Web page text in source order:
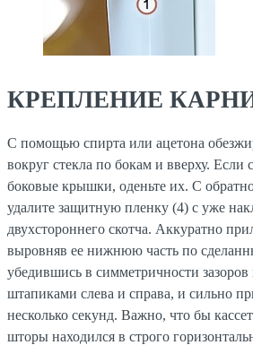
КРЕПЛЕНИЕ
С помощью спирта или ацетона
вокруг стекла по бокам и вверху. Если
боковые крышки, оденьте их. С
удалите защитную пленку (4) с уже
двухстороннего скотча. Аккуратно
выровняв ее нижнюю часть по
убедившись в симметричности
штапиками слева и справа, и сильно
несколько секунд. Важно, что бы
шторы находился в строго